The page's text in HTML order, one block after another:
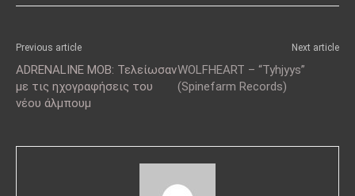
Previous article
ADRENALINE MOB: Τελείωσαν
με τις ηχογραφήσεις του
νέου άλμπουμ
Next article
WOLFHEART – “Tyhjyys”
(Spinefarm Records)